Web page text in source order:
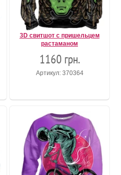
3D свитшот с пришельцем
растаманом
1160 грн.
Артикул: 370364